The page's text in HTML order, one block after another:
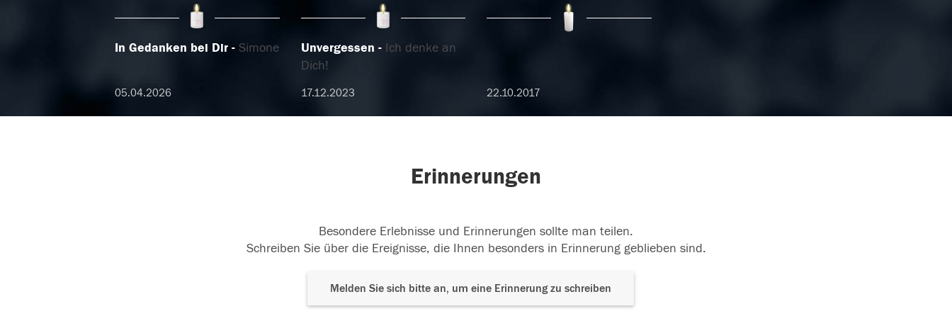
In Gedanken bei Dir Simone
05.04.2026
Unvergessen
Ich denke an
Dich!
17.12.2023 22.10.2017
Erinnerungen
Besondere Erlebnisse und Erinnerungen sollte man teilen.
Schreiben Sie über die Ereignisse, die Ihnen besonders in Erinnerung geblieben sind.
Melden Sie sich bitte an, um eine Erinnerung zu schreiben